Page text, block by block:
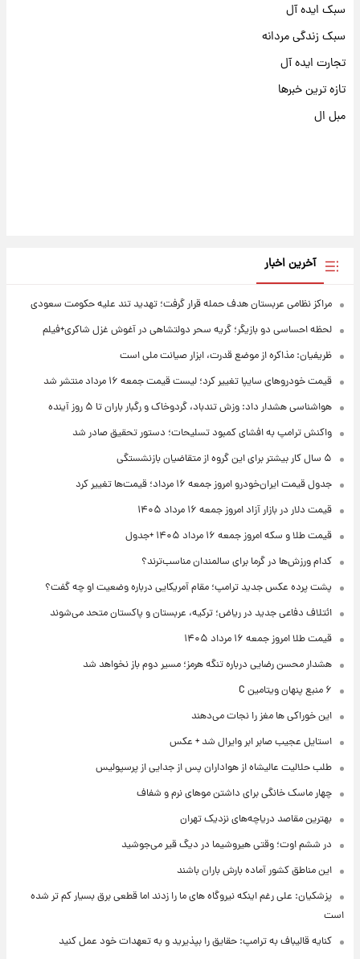
سبک ایده آل
سبک زندگی مردانه
تجارت ایده آل
تازه ترین خبرها
مبل ال
آخرین اخبار
مراکز نظامی عربستان هدف حمله قرار گرفت؛ تهدید تند علیه حکومت سعودی
لحظه احساسی دو بازیگر؛ گریه سحر دولتشاهی در آغوش غزل شاکری+فیلم
ظریفیان: مذاکره از موضع قدرت، ابزار صیانت ملی است
قیمت خودروهای سایپا تغییر کرد؛ لیست قیمت جمعه ۱۶ مرداد منتشر شد
هواشناسی هشدار داد: وزش تندباد، گردوخاک و رگبار باران تا ۵ روز آینده
واکنش ترامپ به افشای کمبود تسلیحات؛ دستور تحقیق صادر شد
۵ سال کار بیشتر برای این گروه از متقاضیان بازنشستگی
جدول قیمت ایران‌خودرو امروز جمعه ۱۶ مرداد؛ قیمت‌ها تغییر کرد
قیمت دلار در بازار آزاد امروز جمعه ۱۶ مرداد ۱۴۰۵
قیمت طلا و سکه امروز جمعه ۱۶ مرداد ۱۴۰۵ +جدول
کدام ورزش‌ها در گرما برای سالمندان مناسب‌ترند؟
پشت پرده عکس جدید ترامپ؛ مقام آمریکایی درباره وضعیت او چه گفت؟
ائتلاف دفاعی جدید در ریاض؛ ترکیه، عربستان و پاکستان متحد می‌شوند
قیمت طلا امروز جمعه ۱۶ مرداد ۱۴۰۵
هشدار محسن رضایی درباره تنگه هرمز؛ مسیر دوم باز نخواهد شد
۶ منبع پنهان ویتامین C
این خوراکی ها مغز را نجات می‌دهند
استایل عجیب صابر ابر وایرال شد + عکس
طلب حلالیت عالیشاه از هواداران پس از جدایی از پرسپولیس
چهار ماسک خانگی برای داشتن موهای نرم و شفاف
بهترین مقاصد دریاچه‌های نزدیک تهران
در ششم اوت؛ وقتی هیروشیما در دیگ قیر می‌جوشید
این مناطق کشور آماده بارش باران باشند
پزشکیان: علی رغم اینکه نیروگاه های ما را زدند اما قطعی برق بسیار کم تر شده
است
کنایه قالیباف به ترامپ: حقایق را بپذیرید و به تعهدات خود عمل کنید